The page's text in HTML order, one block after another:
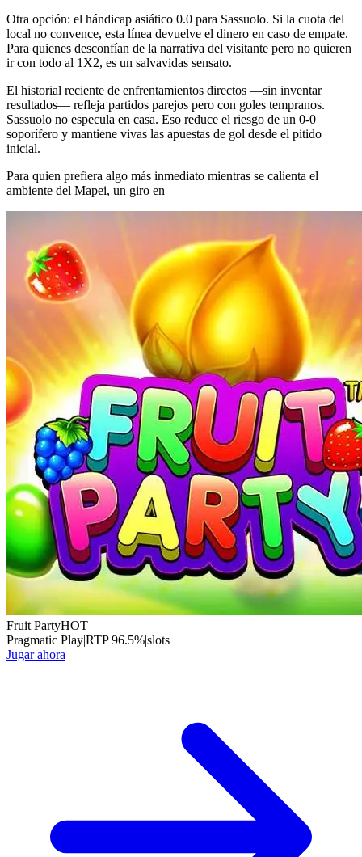
Otra opción: el hándicap asiático 0.0 para Sassuolo. Si la cuota del
local no convence, esta línea devuelve el dinero en caso de empate.
Para quienes desconfían de la narrativa del visitante pero no quieren
ir con todo al 1X2, es un salvavidas sensato.
El historial reciente de enfrentamientos directos —sin inventar
resultados— refleja partidos parejos pero con goles tempranos.
Sassuolo no especula en casa. Eso reduce el riesgo de un 0-0
soporífero y mantiene vivas las apuestas de gol desde el pitido
inicial.
Para quien prefiera algo más inmediato mientras se calienta el
ambiente del Mapei, un giro en
Fruit PartyHOT
Pragmatic Play|RTP96.5%|slots
Jugar ahora